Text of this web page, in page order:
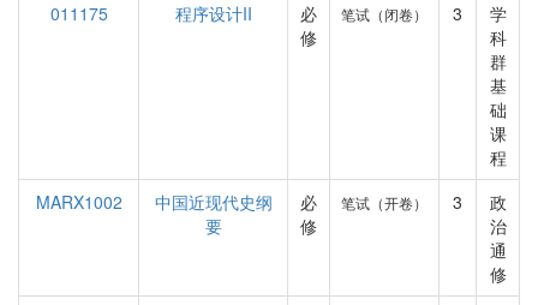
011175
程序设计II
必
修
笔试（闭卷） 3
学
科
群
基
础
课
程
MARX1002
中国近现代史纲
要
必
修
笔试（开卷） 3
政
治
通
修